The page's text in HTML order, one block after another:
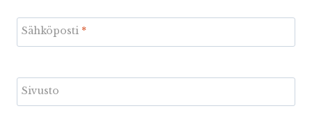
Sähköposti *
Sivusto